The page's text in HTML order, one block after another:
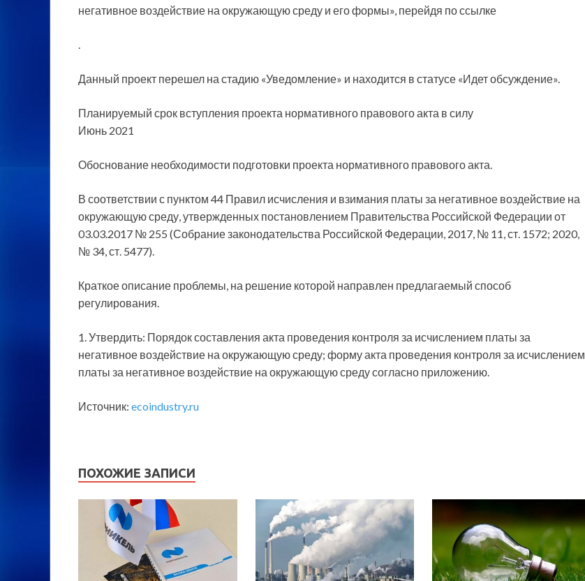
негативное воздействие на окружающую среду и его формы», перейдя по ссылке
Данный проект перешел на стадию «Уведомление» и находится в статусе «Идет обсуждение».
Планируемый срок вступления проекта нормативного правового акта в силу
Июнь 2021
Обоснование необходимости подготовки проекта нормативного правового акта.
В соответствии с пунктом 44 Правил исчисления и взимания платы за негативное воздействие на
окружающую среду, утвержденных постановлением Правительства Российской Федерации от
03.03.2017 № 255 (Собрание законодательства Российской Федерации, 2017, № 11, ст. 1572; 2020,
№ 34, ст. 5477).
Краткое описание проблемы, на решение которой направлен предлагаемый способ
регулирования.
1. Утвердить: Порядок составления акта проведения контроля за исчислением платы за
негативное воздействие на окружающую среду; форму акта проведения контроля за исчислением
платы за негативное воздействие на окружающую среду согласно приложению.
Источник: ecoindustry.ru
ПОХОЖИЕ ЗАПИСИ